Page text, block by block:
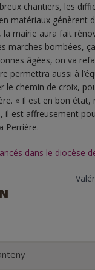
chantiers, les
matériaux génèrent
la mairie aura fait
marches bombées,
âgées, on va
permettra aussi à
le chemin de croix,
« Il est en bon état,
il est affreusement
Perrière.
dans le diocèse